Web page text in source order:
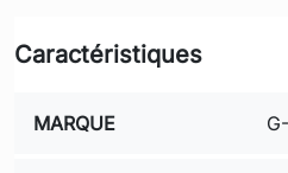
Caractéristiques
MARQUE